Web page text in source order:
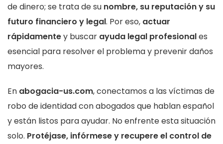
de dinero; se trata de su nombre, su reputación y su
futuro financiero y legal. Por eso, actuar
rápidamentey buscar ayuda legal profesionales
esencial para resolver el problema y prevenir daños
mayores.
En abogacia-us.com, conectamos a las víctimas de
robo de identidad con abogados que hablan español
y están listos para ayudar. No enfrente esta situación
solo. Protéjase, infórmese y recupere el control de